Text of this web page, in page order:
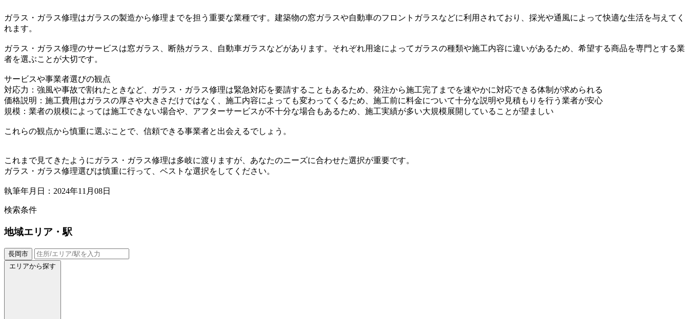
ガラス・ガラス修理はガラスの製造から修理までを担う重要な業種です。建築物の窓ガラスや自動車のフロントガラスなどに利用されており、採光や通風によって快適な生活を与えてく
れます。
ガラス・ガラス修理のサービスは窓ガラス、断熱ガラス、自動車ガラスなどがあります。それぞれ用途によってガラスの種類や施工内容に違いがあるため、希望する商品を専門とする業
者を選ぶことが大切です。
サービスや事業者選びの観点
対応力：強風や事故で割れたときなど、ガラス・ガラス修理は緊急対応を要請することもあるため、発注から施工完了までを速やかに対応できる体制が求められる
価格説明：施工費用はガラスの厚さや大きさだけではなく、施工内容によっても変わってくるため、施工前に料金について十分な説明や見積もりを行う業者が安心
規模：業者の規模によっては施工できない場合や、アフターサービスが不十分な場合もあるため、施工実績が多い大規模展開していることが望ましい
これらの観点から慎重に選ぶことで、信頼できる事業者と出会えるでしょう。
これまで見てきたようにガラス・ガラス修理は多岐に渡りますが、あなたのニーズに合わせた選択が重要です。
ガラス・ガラス修理選びは慎重に行って、ベストな選択をしてください。
執筆年月日：2024年11月08日
検索条件
地域エリア・駅
長岡市
エリアから探す